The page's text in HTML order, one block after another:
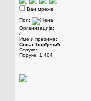
Ван мреже
Пол:
Организација:
/
Име и презиме:
Соња Ђорђевић
Струка:
Поруке: 1.404